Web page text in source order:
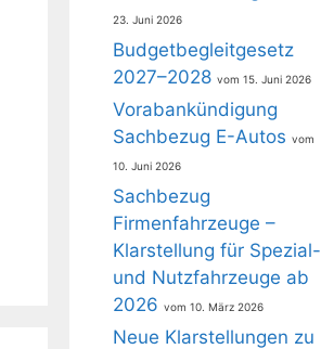
23. Juni 2026
Budgetbegleitgesetz
2027–2028
15. Juni 2026
Vorabankündigung
Sachbezug E-Autos
10. Juni 2026
Sachbezug
Firmenfahrzeuge –
Klarstellung für Spezial-
und Nutzfahrzeuge ab
2026
10. März 2026
Neue Klarstellungen zu